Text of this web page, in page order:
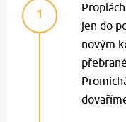
1
jen do
novým